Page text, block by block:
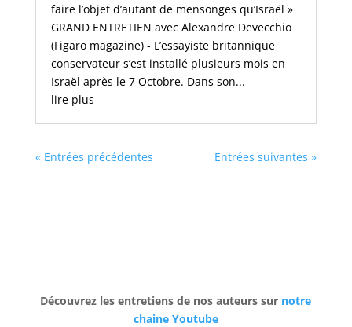
faire l’objet d’autant de mensonges qu’Israël »
GRAND ENTRETIEN avec Alexandre Devecchio
(Figaro magazine) - L’essayiste britannique
conservateur s’est installé plusieurs mois en
Israël après le 7 Octobre. Dans son...
lire plus
« Entrées précédentes Entrées suivantes »
Découvrez les entretiens de nos auteurs sur notre
chaine Youtube